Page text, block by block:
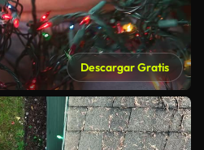
Descargar Gratis